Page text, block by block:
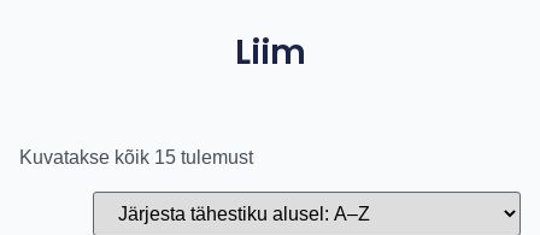
Liim
Kuvatakse kõik 15 tulemust